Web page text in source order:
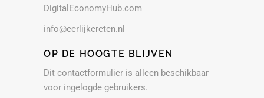
DigitalEconomyHub.com
info@eerlijkereten.nl
OP DE HOOGTE BLIJVEN
Dit contactformulier is alleen beschikbaar
voor ingelogde gebruikers.